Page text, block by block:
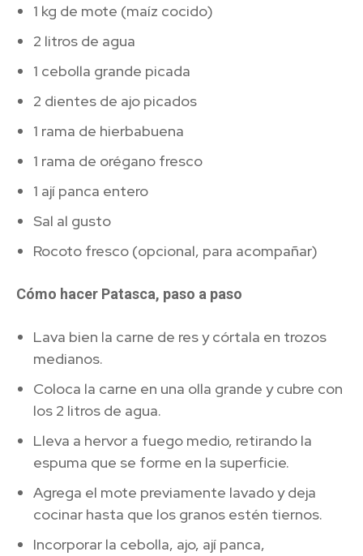
1 kg de mote (maíz cocido)
2 litros de agua
1 cebolla grande picada
2 dientes de ajo picados
1 rama de hierbabuena
1 rama de orégano fresco
1 ají panca entero
Sal al gusto
Rocoto fresco (opcional, para acompañar)
Cómo hacer Patasca, paso a paso
Lava bien la carne de res y córtala en trozos
medianos.
Coloca la carne en una olla grande y cubre con
los 2 litros de agua.
Lleva a hervor a fuego medio, retirando la
espuma que se forme en la superficie.
Agrega el mote previamente lavado y deja
cocinar hasta que los granos estén tiernos.
Incorporar la cebolla, ajo, ají panca,